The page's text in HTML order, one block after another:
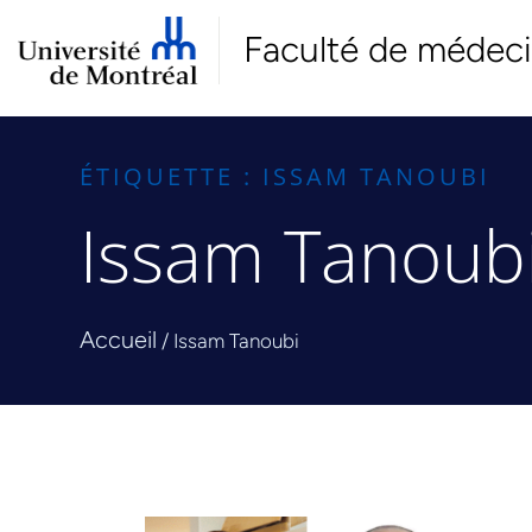
Faculté de
ÉTIQUETTE : ISSAM TANOUBI
Issam
Accueil / Issam Tanoubi